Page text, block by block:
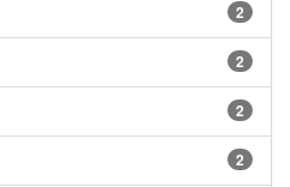
2
2
2
2